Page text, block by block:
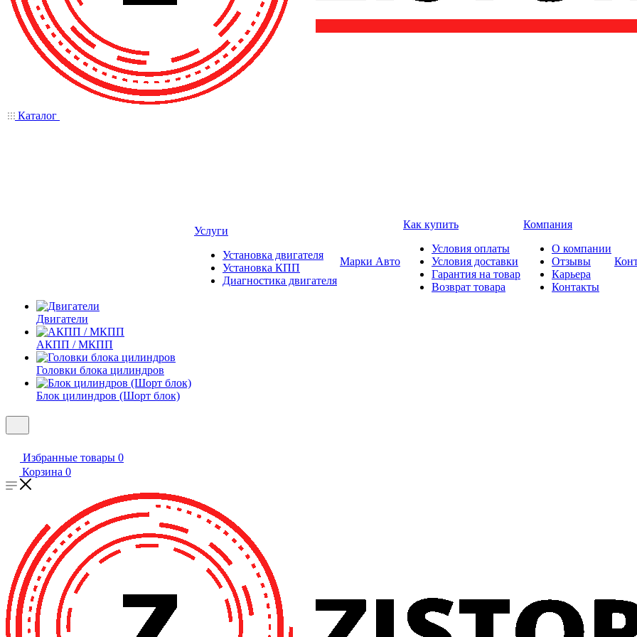
Каталог
Двигатели
АКПП / МКПП
Головки блока цилиндров
Блок цилиндров (Шорт блок)
Услуги
Установка двигателя
Установка КПП
Диагностика двигателя
Марки Авто
Как купить
Условия оплаты
Условия доставки
Гарантия на товар
Возврат товара
Компания
О компании
Отзывы
Карьера
Контакты
Избранные товары 0
Корзина 0